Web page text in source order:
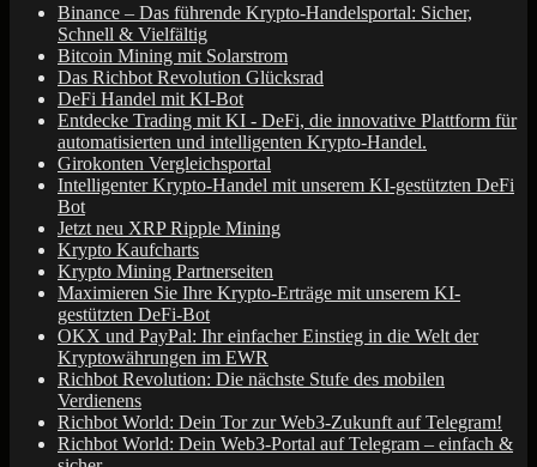
Binance – Das führende Krypto-Handelsportal: Sicher,
Schnell & Vielfältig
Bitcoin Mining mit Solarstrom
Das Richbot Revolution Glücksrad
DeFi Handel mit KI-Bot
Entdecke Trading mit KI - DeFi, die innovative Plattform für
automatisierten und intelligenten Krypto-Handel.
Girokonten Vergleichsportal
Intelligenter Krypto-Handel mit unserem KI-gestützten DeFi
Bot
Jetzt neu XRP Ripple Mining
Krypto Kaufcharts
Krypto Mining Partnerseiten
Maximieren Sie Ihre Krypto-Erträge mit unserem KI-
gestützten DeFi-Bot
OKX und PayPal: Ihr einfacher Einstieg in die Welt der
Kryptowährungen im EWR
Richbot Revolution: Die nächste Stufe des mobilen
Verdienens
Richbot World: Dein Tor zur Web3-Zukunft auf Telegram!
Richbot World: Dein Web3-Portal auf Telegram – einfach &